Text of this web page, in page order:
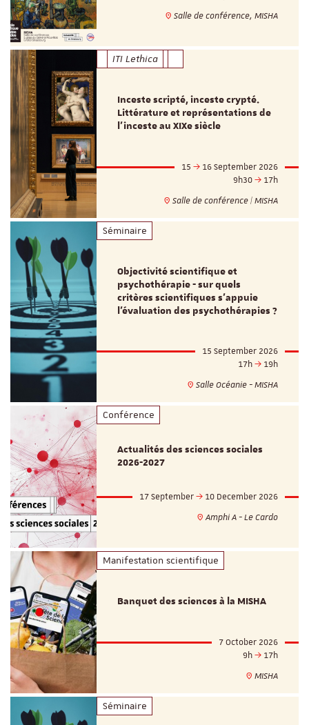
Salle de conférence, MISHA
ITI Lethica
Inceste scripté, inceste crypté.
Littérature et représentations de
l’inceste au XIXe siècle
15
16 September 2026
9h30
17h
Salle de conférence | MISHA
Séminaire
Objectivité scientifique et
psychothérapie - sur quels
critères scientifiques s'appuie
l'évaluation des psychothérapies ?
15 September 2026
17h
19h
Salle Océanie - MISHA
Conférence
Actualités des sciences sociales
2026-2027
17 September
10 December 2026
Amphi A - Le Cardo
Manifestation scientifique
Banquet des sciences à la MISHA
7 October 2026
9h
17h
MISHA
Séminaire